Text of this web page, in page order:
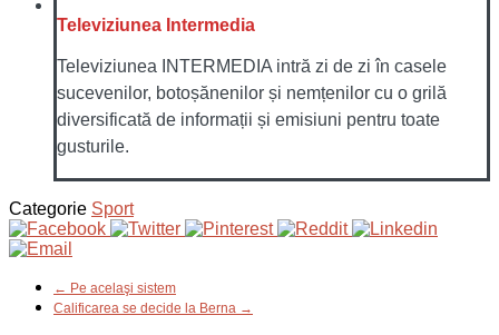
Televiziunea Intermedia
Televiziunea INTERMEDIA intră zi de zi în casele
sucevenilor, botoșănenilor și nemțenilor cu o grilă
diversificată de informații și emisiuni pentru toate
gusturile.
Categorie Sport
← Pe acelaşi sistem
Calificarea se decide la Berna →